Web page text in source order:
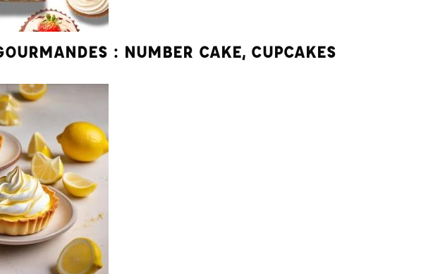
: NUMBER CAKE, CUPCAKES